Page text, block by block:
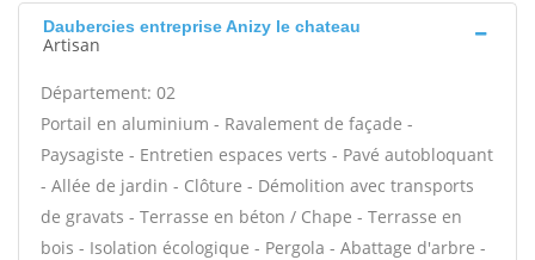
Daubercies entreprise Anizy le chateau
Artisan
Département: 02
Portail en aluminium - Ravalement de façade -
Paysagiste - Entretien espaces verts - Pavé autobloquant
- Allée de jardin - Clôture - Démolition avec transports
de gravats - Terrasse en béton / Chape - Terrasse en
bois - Isolation écologique - Pergola - Abattage d'arbre -